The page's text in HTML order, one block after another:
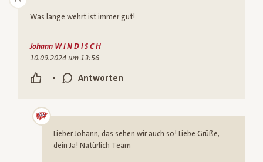
Was lange wehrt ist immer gut!
• Antworten
Johann W I N D I S C H
10.09.2024 um 13:56
Lieber Johann, das sehen wir auch so! Liebe Grüße,
dein Ja! Natürlich Team